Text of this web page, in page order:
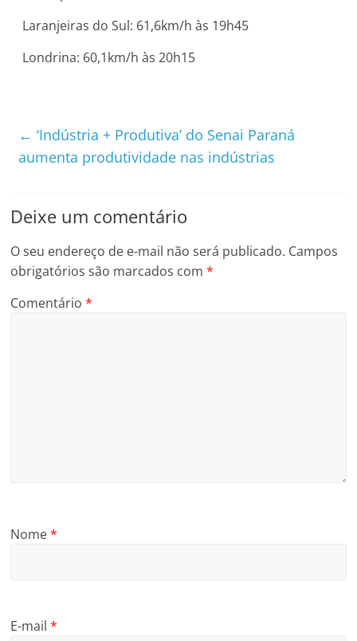
Laranjeiras do Sul: 61,6km/h às 19h45
Londrina: 60,1km/h às 20h15
← ‘Indústria + Produtiva’ do Senai Paraná
aumenta produtividade nas indústrias
Deixe um comentário
O seu endereço de e-mail não será publicado. Campos
obrigatórios são marcados com*
Comentário*
Nome*
E-mail*